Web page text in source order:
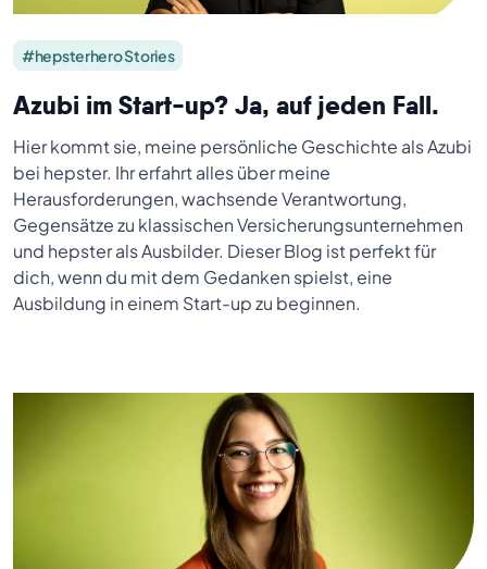
#hepsterhero Stories
Azubi im Start-up? Ja, auf jeden Fall.
Hier kommt sie, meine persönliche Geschichte als Azubi
bei hepster. Ihr erfahrt alles über meine
Herausforderungen, wachsende Verantwortung,
Gegensätze zu klassischen Versicherungsunternehmen
und hepster als Ausbilder. Dieser Blog ist perfekt für
dich, wenn du mit dem Gedanken spielst, eine
Ausbildung in einem Start-up zu beginnen.